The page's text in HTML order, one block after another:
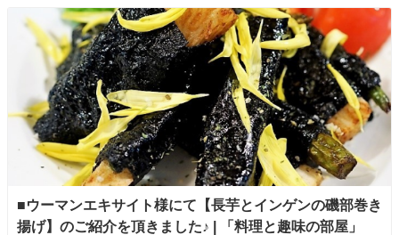
■ウーマンエキサイト様にて【長芋とインゲンの磯部巻き
揚げ】のご紹介を頂きました♪ | 「料理と趣味の部屋」